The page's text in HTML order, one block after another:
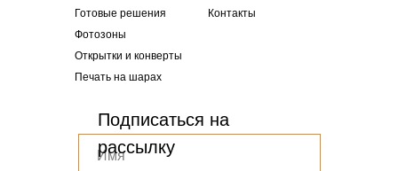
Готовые решения
Фотозоны
Открытки и конверты
Печать на шарах
Контакты
Подписаться на
рассылку